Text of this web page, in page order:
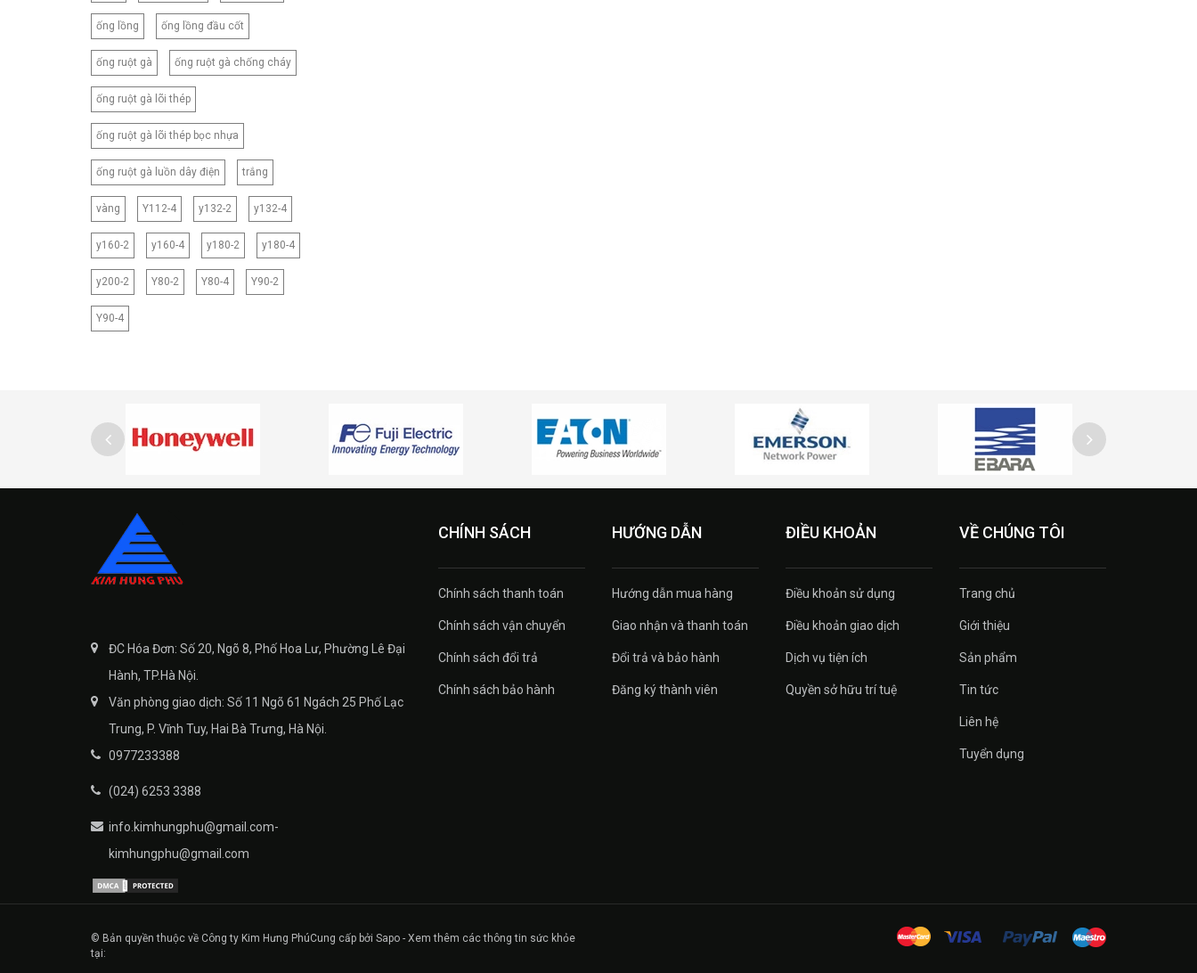
ống lồng ống lồng đầu cốt
ống ruột gà ống ruột gà chống cháy
ống ruột gà lõi thép
ống ruột gà lõi thép bọc nhựa
ống ruột gà luồn dây điện trắng
vàng Y112-4 y132-2 y132-4
y160-2 y160-4 y180-2 y180-4
y200-2 Y80-2 Y80-4 Y90-2
Y90-4
ĐC Hóa Đơn: Số 20, Ngõ 8, Phố Hoa Lư, Phường Lê Đại
Hành, TP.Hà Nội.
Văn phòng giao dịch: Số 11 Ngõ 61 Ngách 25 Phố Lạc
Trung, P. Vĩnh Tuy, Hai Bà Trưng, Hà Nội.
0977233388
(024) 6253 3388
info.kimhungphu@gmail.com-
kimhungphu@gmail.com
CHÍNH SÁCH
Chính sách thanh toán
Chính sách vận chuyển
Chính sách đổi trả
Chính sách bảo hành
HƯỚNG DẪN
Hướng dẫn mua hàng
Giao nhận và thanh toán
Đổi trả và bảo hành
Đăng ký thành viên
ĐIỀU KHOẢN
Điều khoản sử dụng
Điều khoản giao dịch
Dịch vụ tiện ích
Quyền sở hữu trí tuệ
VỀ CHÚNG TÔI
Trang chủ
Giới thiệu
Sản phẩm
Tin tức
Liên hệ
Tuyển dụng
© Bản quyền thuộc về Công ty Kim Hưng PhúCung cấp bởi Sapo - Xem thêm các thông tin sức khỏe
tại: